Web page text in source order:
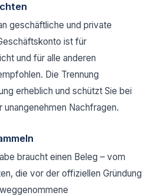
geschäftliche und private
ist für
und für alle anderen
Die Trennung
erheblich und schützt Sie bei
Nachfragen.
braucht einen Beleg – vom
die vor der offiziellen Gründung